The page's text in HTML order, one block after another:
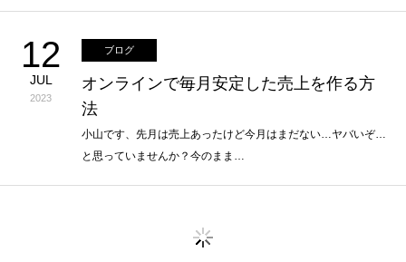
12
JUL
2023
ブログ
オンラインで毎月安定した売上を作る方
法
小山です、先月は売上あったけど今月はまだない…ヤバいぞ…
と思っていませんか？今のまま…
これ以上記事はございません